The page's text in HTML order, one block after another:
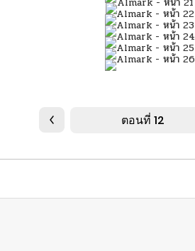
ตอนที่ 12